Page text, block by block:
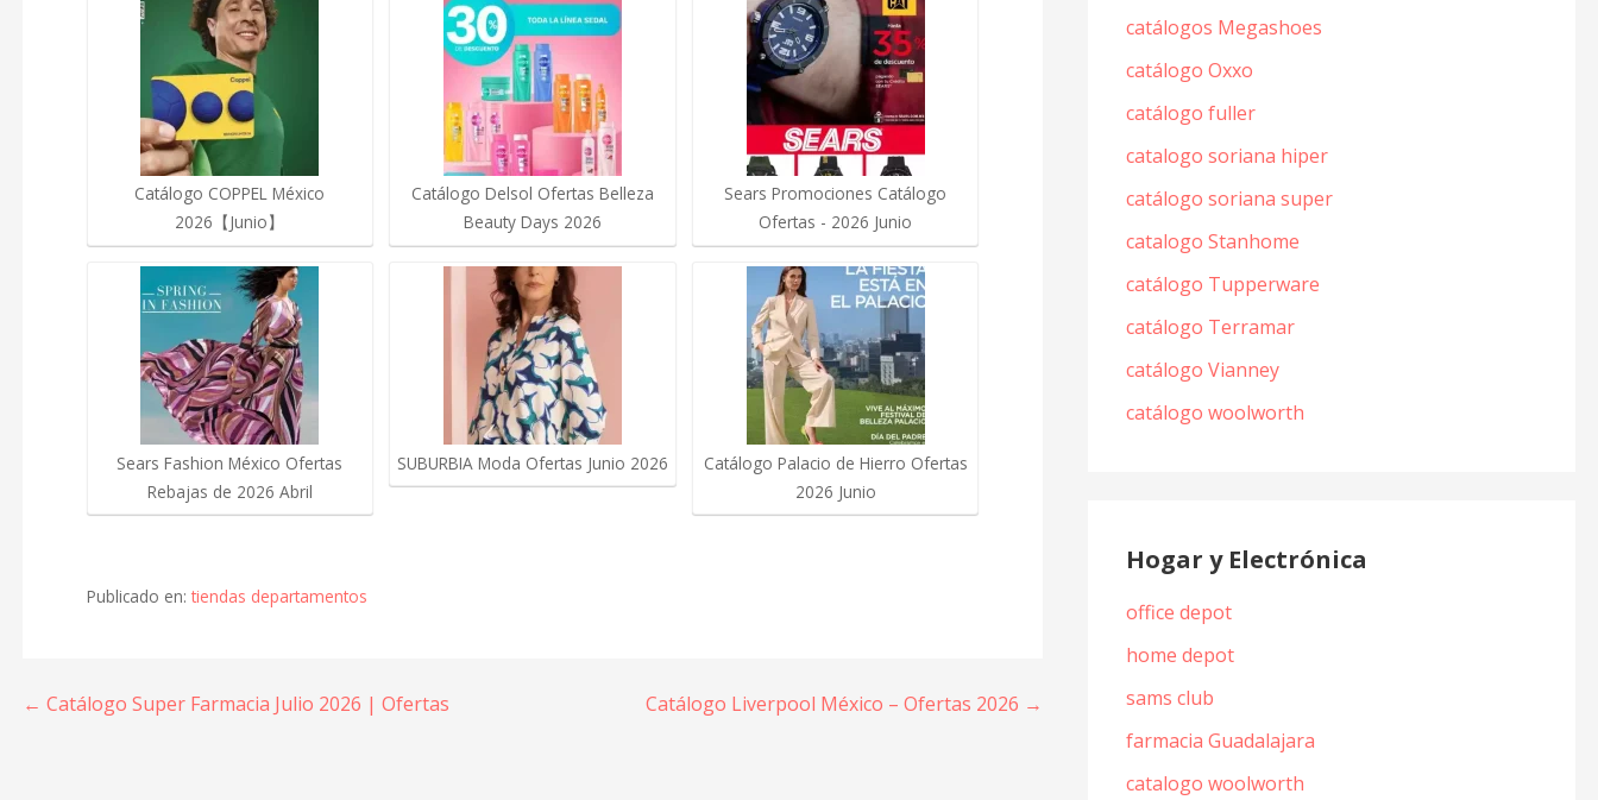
Catálogo COPPEL México
2026【Junio】
Sears Fashion México Ofertas
Rebajas de 2026 Abril
Catálogo Delsol Ofertas Belleza
Beauty Days 2026
SUBURBIA Moda Ofertas Junio 2026
Sears Promociones Catálogo
Ofertas - 2026 Junio
Catálogo Palacio de Hierro Ofertas
2026 Junio
Publicado en: tiendas departamentos
Navegación
← Catálogo Super Farmacia Julio 2026 | Ofertas Catálogo Liverpool México – Ofertas 2026 →
catálogos Megashoes
catálogo Oxxo
catálogo fuller
catalogo soriana hiper
catálogo soriana super
catalogo Stanhome
catálogo Tupperware
catálogo Terramar
catálogo Vianney
catálogo woolworth
Hogar y Electrónica
office depot
home depot
sams club
farmacia Guadalajara
catalogo woolworth